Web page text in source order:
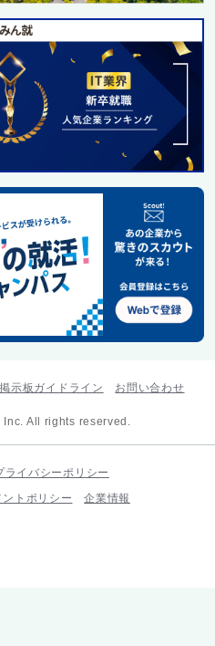
掲示板ガイドライン お問い合わせ
All rights reserved.
ライバシーポリシー
トポリシー
企業情報